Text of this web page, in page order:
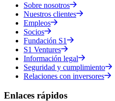
Sobre nosotros
Nuestros clientes
Empleos
Socios
Fundación S1
S1 Ventures
Información legal
Seguridad y cumplimiento
Relaciones con inversores
Enlaces rápidos